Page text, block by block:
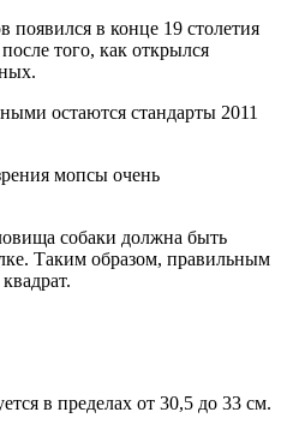
появился в конце 19 столетия
того, как открылся
остаются стандарты 2011
мопсы очень
собаки должна быть
Таким образом, правильным
в пределах от 30,5 до 33 см.